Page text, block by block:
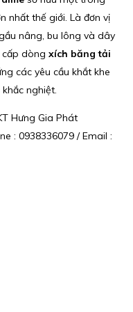
nhất thế giới. Là đơn vị
nâng, bu lông và dây
dòng xích băng tải
các yêu cầu khắt khe
nghiệt.
Hưng Gia Phát
: 0938336079 / Email :